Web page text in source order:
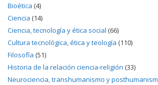
Bioética (4)
Ciencia (14)
Ciencia, tecnología y ética social (66)
Cultura tecnológica, ética y teología (110)
Filosofía (51)
Historia de la relación ciencia-religión (33)
Neurociencia, transhumanismo y